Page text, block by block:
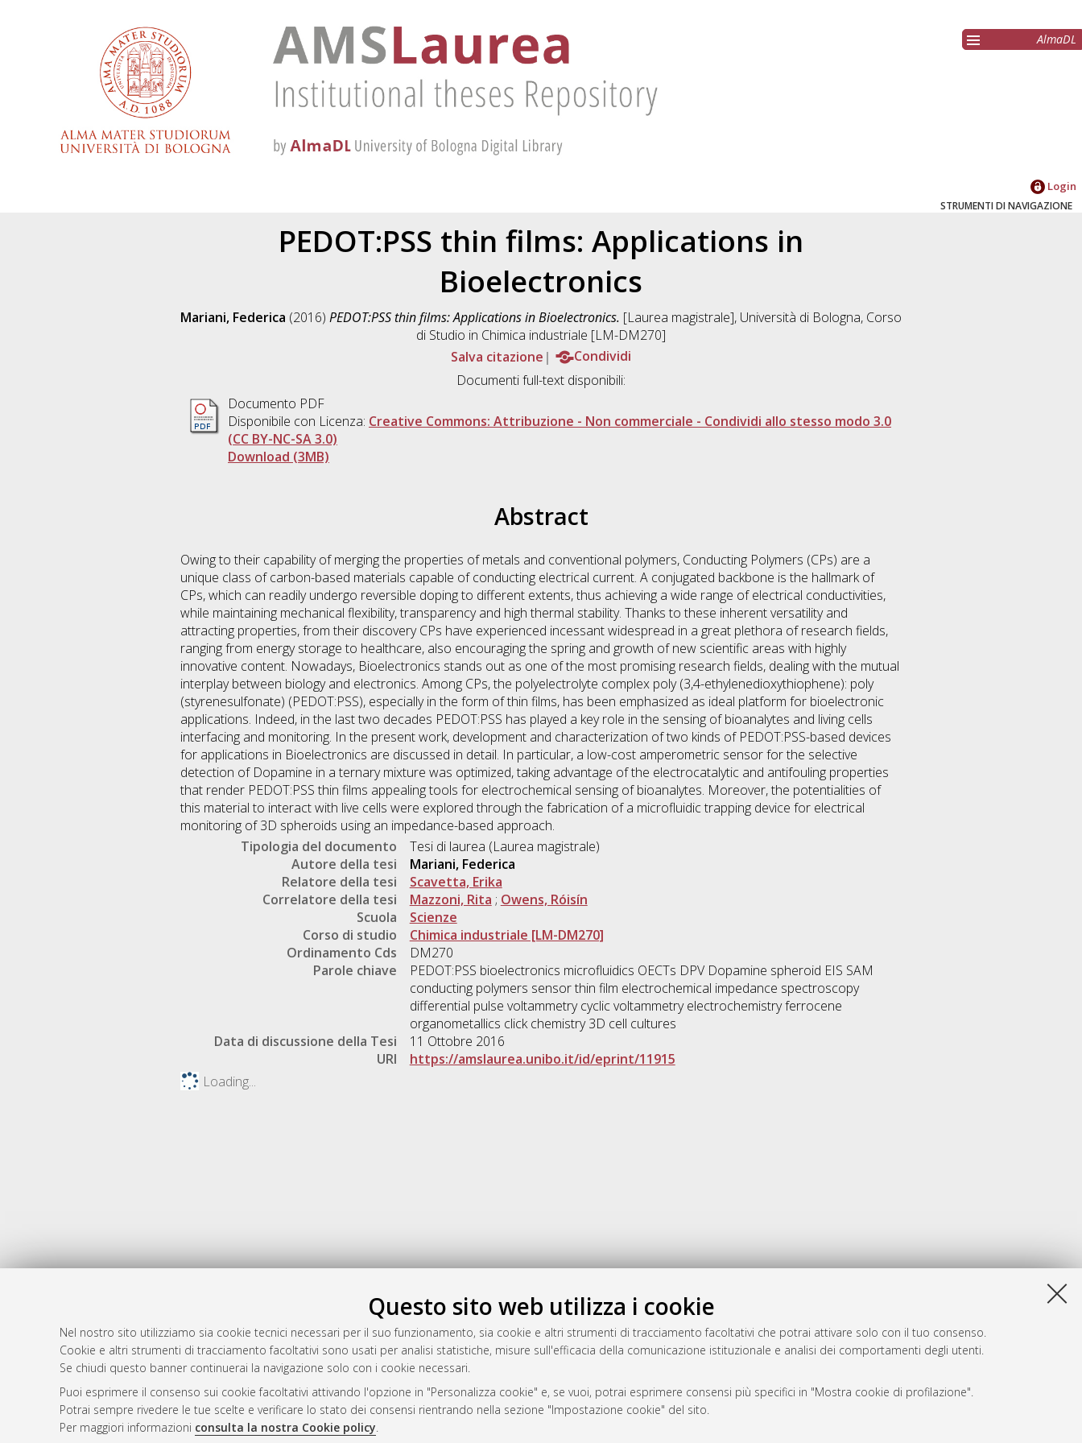
Questo sito web utilizza i cookie
Nel nostro sito utilizziamo sia cookie tecnici necessari per il suo funzionamento, sia cookie e altri strumenti di tracciamento facoltativi che potrai attivare solo con il tuo consenso.
Cookie e altri strumenti di tracciamento facoltativi sono usati per analisi statistiche, misure sull'efficacia della comunicazione istituzionale e analisi dei comportamenti degli utenti.
Se chiudi questo banner continuerai la navigazione solo con i cookie necessari.
Puoi esprimere il consenso sui cookie facoltativi attivando l'opzione in "Personalizza cookie" e, se vuoi, potrai esprimere consensi più specifici in "Mostra cookie di profilazione".
Potrai sempre rivedere le tue scelte e verificare lo stato dei consensi rientrando nella sezione "Impostazione cookie" del sito.
Per maggiori informazioni consulta la nostra Cookie policy.
AlmaDL
Login
STRUMENTI DI NAVIGAZIONE
PEDOT:PSS thin films: Applications in
Bioelectronics
Mariani, Federica (2016) PEDOT:PSS thin films: Applications in Bioelectronics. [Laurea magistrale], Università di Bologna, Corso
di Studio in Chimica industriale [LM-DM270]
Salva citazione
Condividi
Documenti full-text disponibili:
Documento PDF
Disponibile con Licenza: Creative Commons: Attribuzione - Non commerciale - Condividi allo stesso modo 3.0
(CC BY-NC-SA 3.0)
Download (3MB)
Abstract
Owing to their capability of merging the properties of metals and conventional polymers, Conducting Polymers (CPs) are a
unique class of carbon-based materials capable of conducting electrical current. A conjugated backbone is the hallmark of
CPs, which can readily undergo reversible doping to different extents, thus achieving a wide range of electrical conductivities,
while maintaining mechanical flexibility, transparency and high thermal stability. Thanks to these inherent versatility and
attracting properties, from their discovery CPs have experienced incessant widespread in a great plethora of research fields,
ranging from energy storage to healthcare, also encouraging the spring and growth of new scientific areas with highly
innovative content. Nowadays, Bioelectronics stands out as one of the most promising research fields, dealing with the mutual
interplay between biology and electronics. Among CPs, the polyelectrolyte complex poly (3,4-ethylenedioxythiophene): poly
(styrenesulfonate) (PEDOT:PSS), especially in the form of thin films, has been emphasized as ideal platform for bioelectronic
applications. Indeed, in the last two decades PEDOT:PSS has played a key role in the sensing of bioanalytes and living cells
interfacing and monitoring. In the present work, development and characterization of two kinds of PEDOT:PSS-based devices
for applications in Bioelectronics are discussed in detail. In particular, a low-cost amperometric sensor for the selective
detection of Dopamine in a ternary mixture was optimized, taking advantage of the electrocatalytic and antifouling properties
that render PEDOT:PSS thin films appealing tools for electrochemical sensing of bioanalytes. Moreover, the potentialities of
this material to interact with live cells were explored through the fabrication of a microfluidic trapping device for electrical
monitoring of 3D spheroids using an impedance-based approach.
Tipologia del documento
Tesi di laurea (Laurea magistrale)
Autore della tesi
Mariani, Federica
Relatore della tesi
Scavetta, Erika
Correlatore della tesi
Mazzoni, Rita ; Owens, Róisín
Scuola
Scienze
Corso di studio
Chimica industriale [LM-DM270]
Ordinamento Cds
DM270
Parole chiave
PEDOT:PSS bioelectronics microfluidics OECTs DPV Dopamine spheroid EIS SAM
conducting polymers sensor thin film electrochemical impedance spectroscopy
differential pulse voltammetry cyclic voltammetry electrochemistry ferrocene
organometallics click chemistry 3D cell cultures
Data di discussione della Tesi
11 Ottobre 2016
URI
https://amslaurea.unibo.it/id/eprint/11915
Loading...
Gestione del documento:
Atom
Rss 1.0
Rss 2.0
AMS Laurea
Servizio implementato e gestito da
Impostazioni Cookie
Informativa sulla privacy
Condizioni d’uso del sito